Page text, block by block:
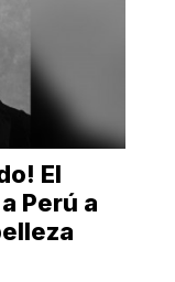
El
Perú a